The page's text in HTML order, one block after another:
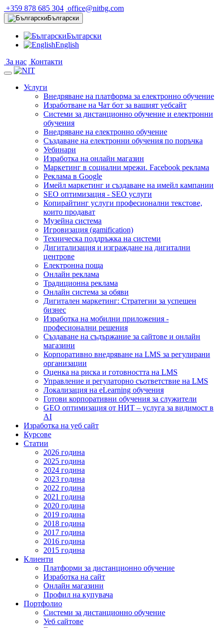
+359 878 685 304 office@nitbg.com
Български
Български
English
За нас Контакти
Услуги
Внедряване на платформа за електронно обучение
Изработване на Чат бот за вашият уебсайт
Системи за дистанционно обучение и електронни
обучения
Внедряване на електронно обучение
Създаване на електронни обучения по поръчка
Уебинари
Изработка на онлайн магазин
Маркетинг в социални мрежи. Facebook реклама
Реклама в Google
Имейл маркетинг и създаване на имейл кампании
SEO оптимизация - SEO услуги
Копирайтинг услуги професионални текстове,
които продават
Музейна система
Игровизация (gamification)
Техническа поддръжка на системи
Дигитализация и изграждане на дигитални
центрове
Електронна поща
Онлайн реклама
Традиционна реклама
Онлайн система за обяви
Дигитален маркетинг: Стратегии за успешен
бизнес
Изработка на мобилни приложения -
професионални решения
Създаване на съдържание за сайтове и онлайн
магазини
Корпоративно внедряване на LMS за регулирани
организации
Оценка на риска и готовността на LMS
Управление и регулаторно съответствие на LMS
Локализация на eLearning обучения
Готови корпоративни обучения за служители
GEO оптимизация от НИТ – услуга за видимост в
AI
Изработка на уеб сайт
Курсове
Статии
2026 година
2025 година
2024 година
2023 година
2022 година
2021 година
2020 година
2019 година
2018 година
2017 година
2016 година
2015 година
Клиенти
Платформи за дистанционно обучение
Изработка на сайт
Онлайн магазини
Профил на купувача
Портфолио
Системи за дистанционно обучение
Уеб сайтове